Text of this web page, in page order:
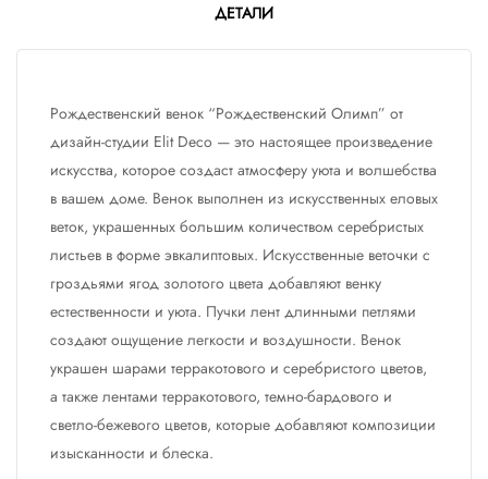
ДЕТАЛИ
Рождественский венок “Рождественский Олимп” от
дизайн-студии Elit Deco — это настоящее произведение
искусства, которое создаст атмосферу уюта и волшебства
в вашем доме. Венок выполнен из искусственных еловых
веток, украшенных большим количеством серебристых
листьев в форме эвкалиптовых. Искусственные веточки с
гроздьями ягод золотого цвета добавляют венку
естественности и уюта. Пучки лент длинными петлями
создают ощущение легкости и воздушности. Венок
украшен шарами терракотового и серебристого цветов,
а также лентами терракотового, темно-бардового и
светло-бежевого цветов, которые добавляют композиции
изысканности и блеска.